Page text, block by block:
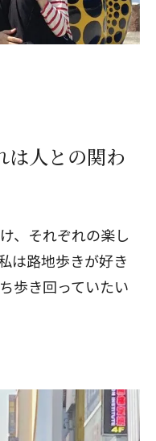
は人との関わ
、それぞれの楽し
は路地歩きが好き
歩き回っていたい